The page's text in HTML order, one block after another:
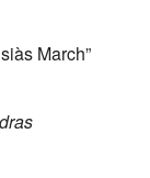
March”